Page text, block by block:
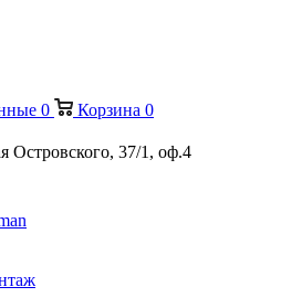
0 Корзина 0
Островского, 37/1, оф.4